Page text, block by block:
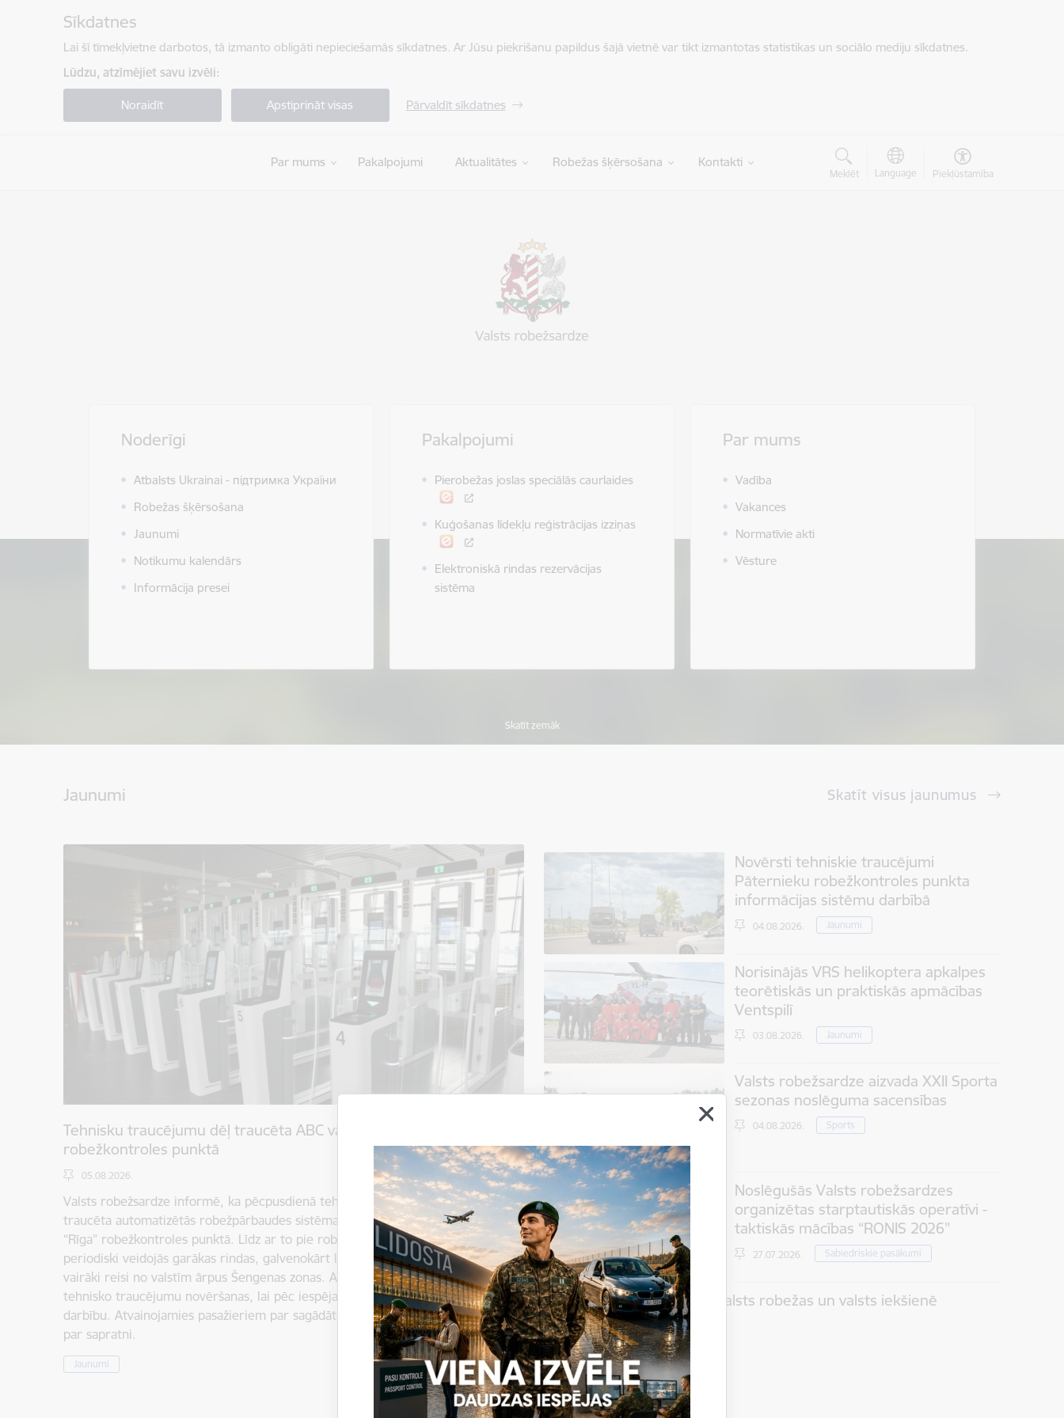
Sīkdatnes
Lai šī tīmekļvietne darbotos, tā izmanto obligāti nepieciešamās sīkdatnes. Ar Jūsu piekrišanu papildus šajā vietnē var tikt izmantotas statistikas un sociālo mediju sīkdatnes.
Lūdzu, atzīmējiet savu izvēli:
Noraidīt Apstiprināt visas Pārvaldīt sīkdatnes
Par mums Pakalpojumi Aktualitātes Robežas šķērsošana Kontakti
Meklēt Language Piekļūstamība
Noderīgi
Atbalsts Ukrainai - підтримка України
Robežas šķērsošana
Jaunumi
Notikumu kalendārs
Informācija presei
Pakalpojumi
Pierobežas joslas speciālās caurlaides
Kuģošanas līdekļu reģistrācijas izziņas
Elektroniskā rindas rezervācijas
sistēma
Par mums
Vadība
Vakances
Normatīvie akti
Vēsture
Skatīt zemāk
Jaunumi Skatīt visus jaunumus
Tehnisku traucējumu dēļ traucēta ABC vārtu darbība Lidostas “Rīga”
robežkontroles punktā
05.08.2026.
Valsts robežsardze informē, ka pēcpusdienā tehnisku traucējumu dēļ tika
traucēta automatizētās robežpārbaudes sistēmas (ABC vārtu) darbība Lidostas
“Rīga” robežkontroles punktā. Līdz ar to pie robežkontroles ieceļošanas sektorā
periodiski veidojās garākas rindas, galvenokārt laikā, kad vienlaikus ielidoja
vairāki reisi no valstīm ārpus Šengenas zonas. Atbildīgie speciālisti strādā pie
tehnisko traucējumu novēršanas, lai pēc iespējas ātrāk atjaunotu sistēmas
darbību. Atvainojamies pasažieriem par sagādātajām neērtībām un pateicamies
par sapratni.
Jaunumi
Novērsti tehniskie traucējumi
Pāternieku robežkontroles punkta
informācijas sistēmu darbībā
04.08.2026. Jaunumi
Norisinājās VRS helikoptera apkalpes
teorētiskās un praktiskās apmācības
Ventspilī
03.08.2026. Jaunumi
Valsts robežsardze aizvada XXII Sporta
sezonas noslēguma sacensības
04.08.2026. Sports
Noslēgušās Valsts robežsardzes
organizētas starptautiskās operatīvi -
taktiskās mācības “RONIS 2026”
27.07.2026. Sabiedriskie pasākumi
2026. gada 5. augusts uz valsts robežas un valsts iekšienē
06.08.2026. Statistika